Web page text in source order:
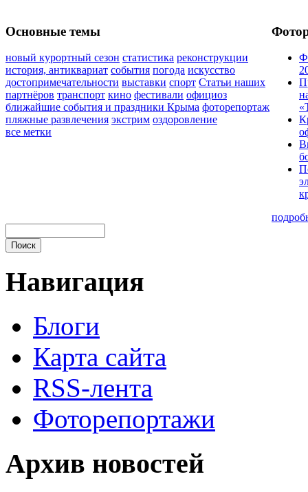
Основные темы
новый курортный сезон статистика реконструкции
история, антиквариат события погода искусство
достопримечательности выставки спорт Статьи наших
партнёров транспорт кино фестивали официоз
ближайшие события и праздники Крыма фоторепортаж
пляжные развлечения экстрим оздоровление
все метки
Навигация
Блоги
Карта сайта
RSS-лента
Фоторепортажи
Архив новостей